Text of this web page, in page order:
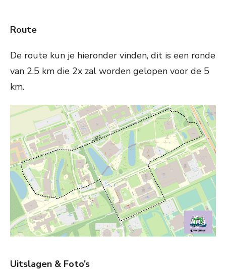
Route
De route kun je hieronder vinden, dit is een ronde
van 2.5 km die 2x zal worden gelopen voor de 5
km.
Uitslagen & Foto’s